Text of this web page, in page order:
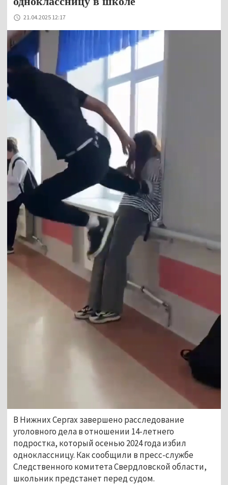
21.04.2025 12:17
В Нижних Сергах завершено расследование
уголовного дела в отношении 14-летнего
подростка, который осенью 2024 года избил
одноклассницу. Как сообщили в пресс-службе
Следственного комитета Свердловской области,
школьник предстанет перед судом.